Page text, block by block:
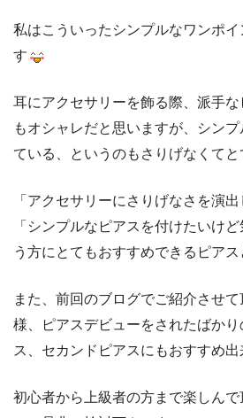
私はこういったシンプルなワンポ
す
耳にアクセサリーを飾る際、派手
もオシャレだと思いますが、シン
ている、というのもさりげなくて
「アクセサリーにさりげなさを演
「シンプルなピアスを付けたいけ
う方にとてもおすすめできるピア
また、前回のブログでご紹介させ
様、ピアスデビューをされたばか
ス、セカンドピアスにもおすすめ
初心者から上級者の方まで楽しん